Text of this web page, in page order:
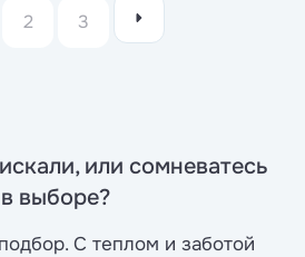
2 3
или сомневатесь
в выборе?
С теплом и заботой